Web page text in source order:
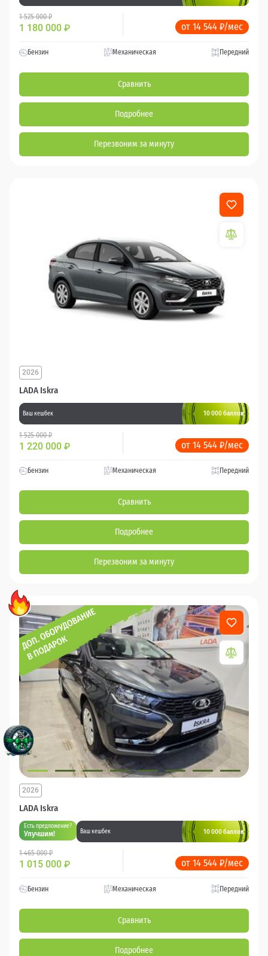
1 525 000 ₽
1 180 000 ₽ от 14 544 ₽/мес
Бензин Механическая Передний
Сравнить
Подробнее
Перезвоним за минуту
LADA Iskra
2026
Ваш кешбек 10 000 баллов
1 525 000 ₽
1 220 000 ₽ от 14 544 ₽/мес
Бензин Механическая Передний
Сравнить
Подробнее
Перезвоним за минуту
LADA Iskra
2026
Есть предложение?
Улучшим! Ваш кешбек 10 000 баллов
1 465 000 ₽
1 015 000 ₽ от 14 544 ₽/мес
Бензин Механическая Передний
Сравнить
Подробнее